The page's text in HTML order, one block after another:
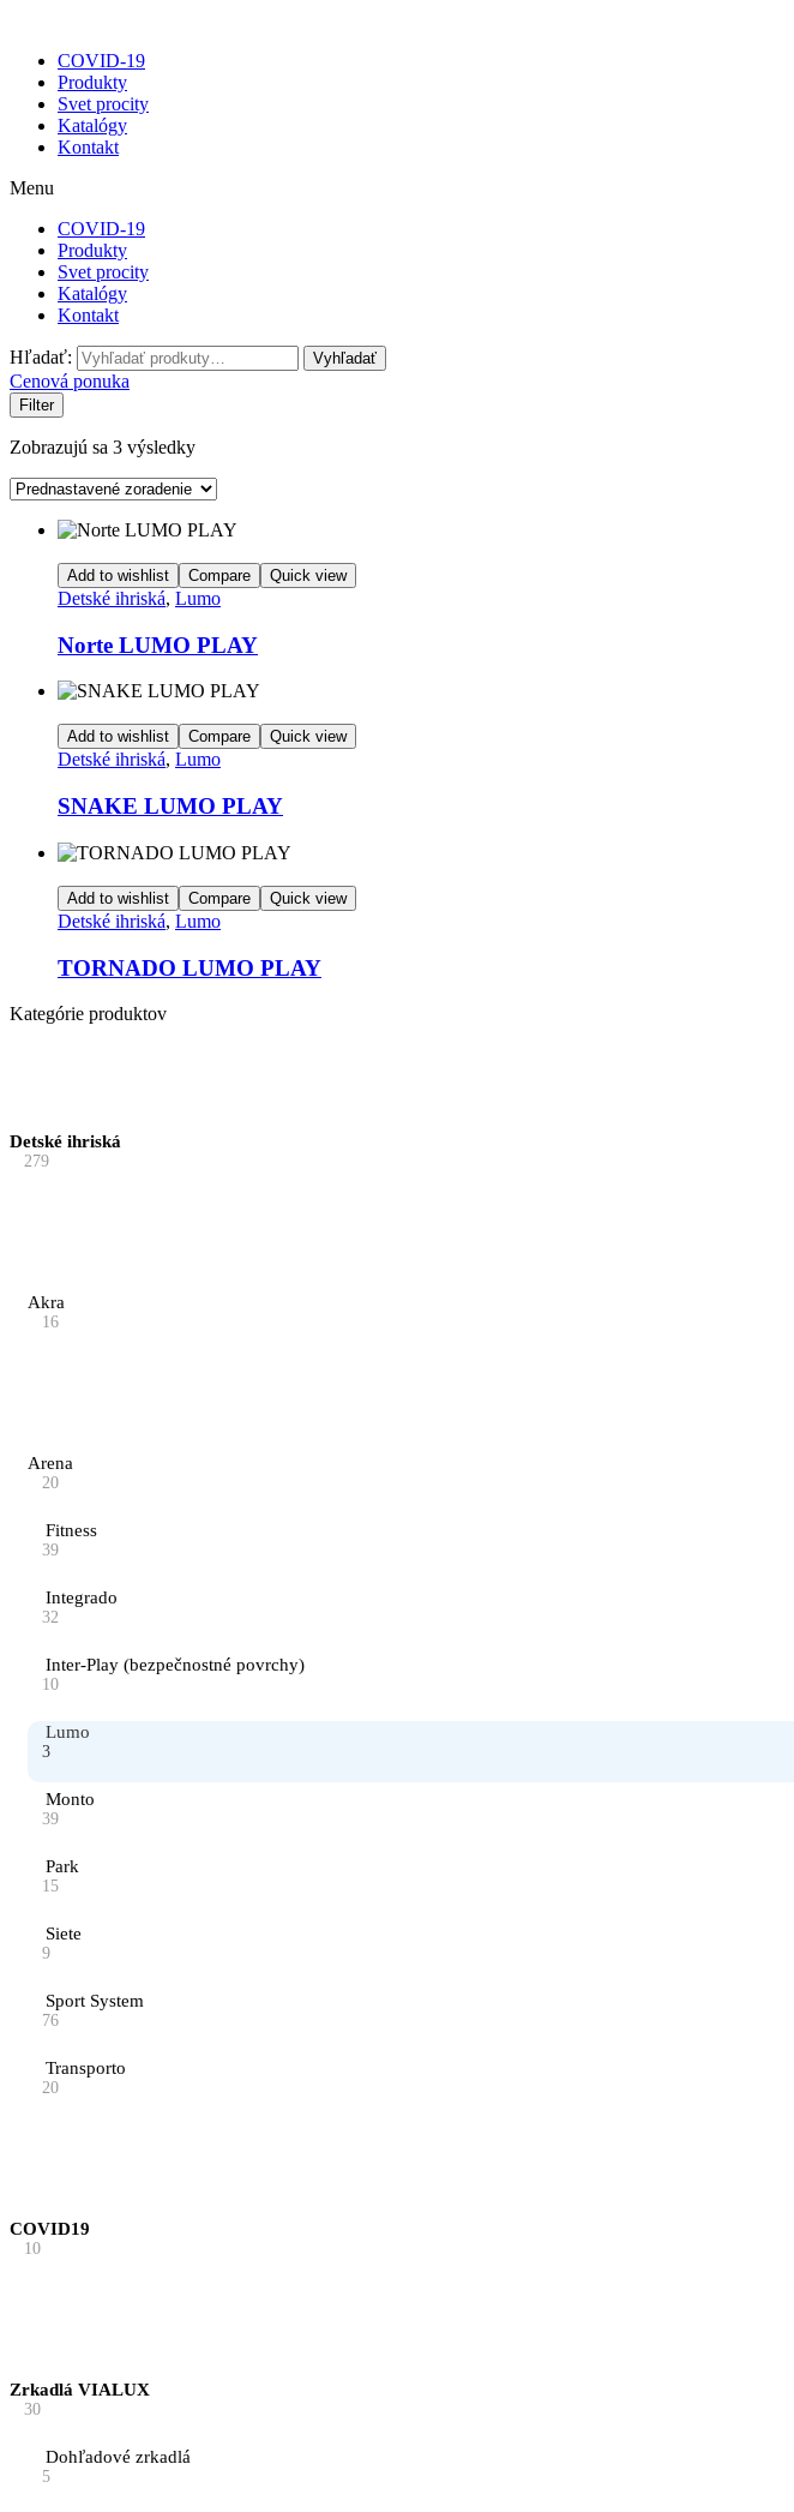
COVID-19
Produkty
Svet procity
Katalógy
Kontakt
Menu
COVID-19
Produkty
Svet procity
Katalógy
Kontakt
Hľadať: Vyhľadať
Cenová ponuka
Filter
Zobrazujú sa 3 výsledky
Add to wishlist Compare Quick view
Detské ihriská, Lumo
Norte LUMO PLAY
Add to wishlist Compare Quick view
Detské ihriská, Lumo
SNAKE LUMO PLAY
Add to wishlist Compare Quick view
Detské ihriská, Lumo
TORNADO LUMO PLAY
Kategórie produktov
Detské ihriská
279
Akra
16
Arena
20
Fitness
39
Integrado
32
Inter-Play (bezpečnostné povrchy)
10
Lumo
3
Monto
39
Park
15
Siete
9
Sport System
76
Transporto
20
COVID19
10
Zrkadlá VIALUX
30
Dohľadové zrkadlá
5